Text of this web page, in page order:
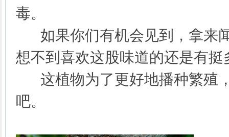
毒。
如果你们有机会见到，拿来
想不到喜欢这股味道的还是有挺
这植物为了更好地播种繁殖
吧。